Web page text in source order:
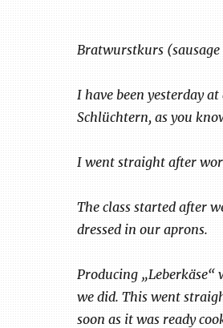
Bratwurstkurs
I have been yesterday
Schlüchtern, as you
I went straight after
The class started after
dressed in our aprons.
Producing
we did. This went
soon as it was ready